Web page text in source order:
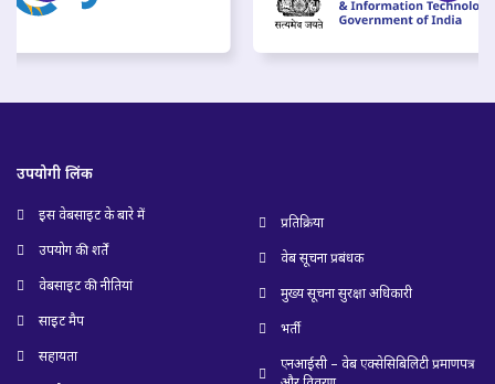
उपयोगी लिंक
इस वेबसाइट के बारे में
उपयोग की शर्तें
वेबसाइट की नीतियां
साइट मैप
सहायता
प्रतिक्रिया
वेब सूचना प्रबंधक
मुख्य सूचना सुरक्षा अधिकारी
भर्ती
एनआईसी – वेब एक्सेसिबिलिटी प्रमाणपत्र